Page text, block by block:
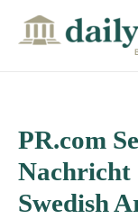
PR.com
Nachricht
Swedish